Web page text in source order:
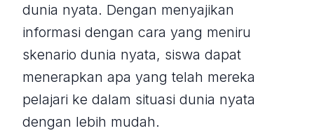
dunia nyata. Dengan menyajikan
informasi dengan cara yang meniru
skenario dunia nyata, siswa dapat
menerapkan apa yang telah mereka
pelajari ke dalam situasi dunia nyata
dengan lebih mudah.